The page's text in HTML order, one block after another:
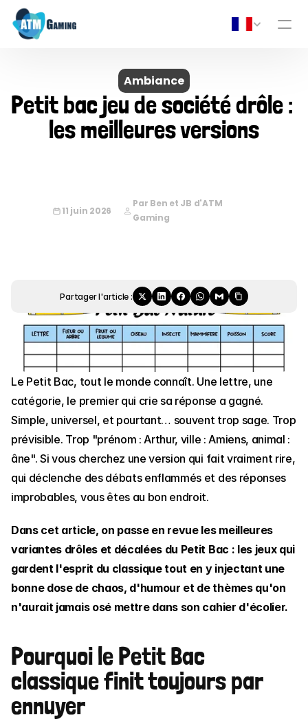
Ambiance
Petit bac jeu de société drôle :
les meilleures versions
11 juin 2026
Par Ben et JB d'ATM
Gaming
Partager l'article :
Le Petit Bac, tout le monde connaît. Une lettre, une
catégorie, le premier qui crie sa réponse a gagné.
Simple, universel, et pourtant… souvent trop sage. Trop
prévisible. Trop "prénom : Arthur, ville : Amiens, animal :
âne". Si vous cherchez une version qui fait vraiment rire,
qui déclenche des débats enflammés et des réponses
improbables, vous êtes au bon endroit.
Dans cet article, on passe en revue les meilleures
variantes drôles et décalées du Petit Bac : les jeux qui
gardent l'esprit du classique tout en y injectant une
bonne dose de chaos, d'humour et de thèmes qu'on
n'aurait jamais osé mettre dans son cahier d'écolier.
Pourquoi le Petit Bac
classique finit toujours par
ennuyer